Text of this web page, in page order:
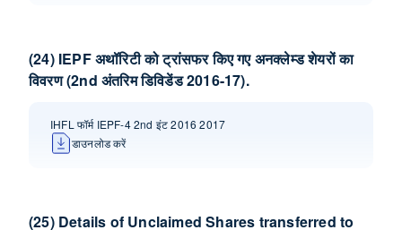
(24) IEPF अथॉरिटी को ट्रांसफर किए गए अनक्लेम्‍ड शेयरों का
विवरण (2nd अंतरिम डिविडेंड 2016-17).
IHFL फॉर्म IEPF-4 2nd इंट 2016 2017
डाउनलोड करें
(25) Details of Unclaimed Shares transferred to